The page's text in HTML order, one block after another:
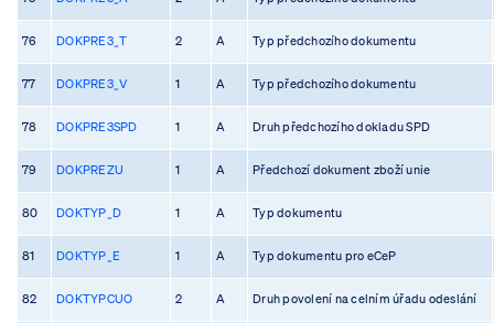
76 DOKPRE3_T 2 A Typ předchozího dokumentu
77 DOKPRE3_V 1 A Typ předchozího dokumentu
78 DOKPRE3SPD 1 A Druh předchozího dokladu SPD
79 DOKPREZU 1 A Předchozí dokument zboží unie
80 DOKTYP_D 1 A Typ dokumentu
81 DOKTYP_E 1 A Typ dokumentu pro eCeP
82 DOKTYPCUO 2 A Druh povolení na celním úřadu odeslání